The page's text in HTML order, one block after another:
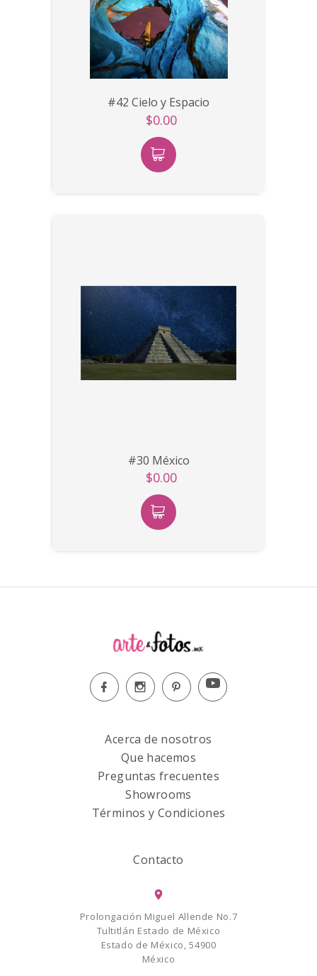
#42 Cielo y Espacio
$0.00
#30 México
$0.00
Acerca de nosotros
Que hacemos
Preguntas frecuentes
Showrooms
Términos y Condiciones
Contacto
Prolongación Miguel Allende No.7
Tultitlán Estado de México
Estado de México, 54900
México